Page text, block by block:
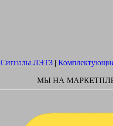
Сигналы ЛЭТЗ|
МЫ НА